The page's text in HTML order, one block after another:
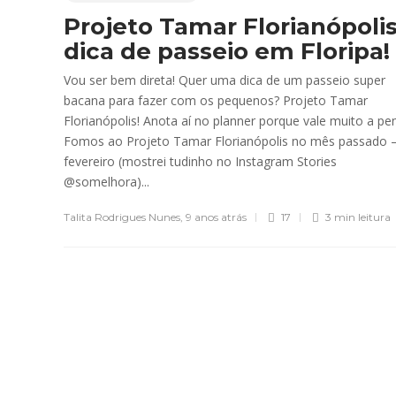
Projeto Tamar
dica de passeio em Floripa!
Vou ser bem direta! Quer uma dica de um passeio super
bacana para fazer com os pequenos? Projeto Tamar
Florianópolis! Anota aí no planner porque vale muito a
Fomos ao Projeto Tamar Florianópolis no mês passado –
fevereiro (mostrei tudinho no Instagram Stories
@somelhora)...
Talita Rodrigues Nunes 9 anos atrás 17 3 min leitura